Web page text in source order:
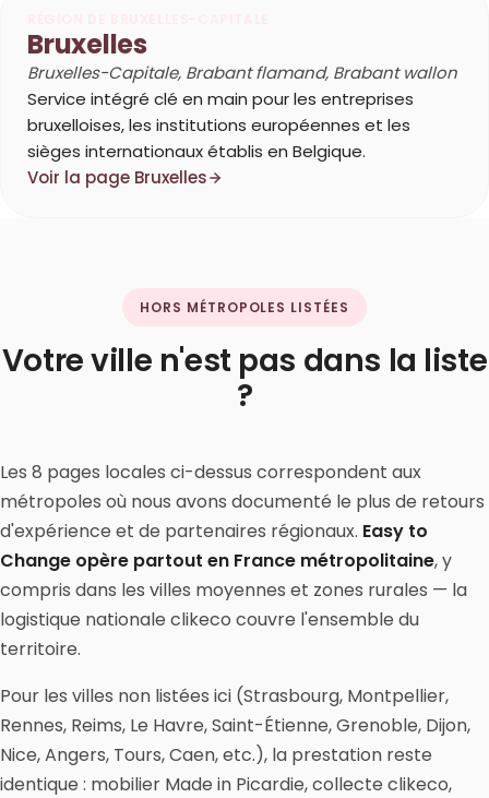
Bruxelles
Bruxelles-Capitale, Brabant flamand, Brabant wallon
Service intégré clé en main pour les entreprises
bruxelloises, les institutions européennes et les
sièges internationaux établis en Belgique.
Voir la page Bruxelles
HORS MÉTROPOLES LISTÉES
Votre ville n'est pas dans la liste
?
Les 8 pages locales ci-dessus correspondent aux
métropoles où nous avons documenté le plus de retours
d'expérience et de partenaires régionaux. Easy to
Change opère partout en France métropolitaine, y
compris dans les villes moyennes et zones rurales — la
logistique nationale clikeco couvre l'ensemble du
territoire.
Pour les villes non listées ici (Strasbourg, Montpellier,
Rennes, Reims, Le Havre, Saint-Étienne, Grenoble, Dijon,
Nice, Angers, Tours, Caen, etc.), la prestation reste
identique : mobilier Made in Picardie, collecte clikeco,